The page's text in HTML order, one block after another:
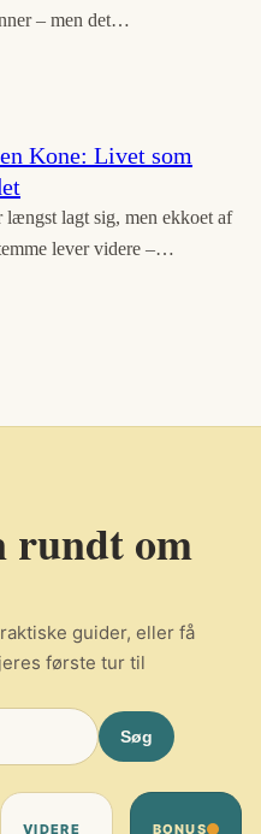
– men det…
Kone: Livet som
længst lagt sig, men ekkoet af
lever videre –…
rundt om
guider, eller få
første tur til
Søg
VIDERE BONUS